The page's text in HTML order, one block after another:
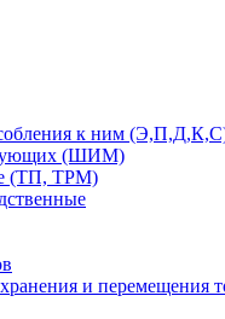
к ним
(ШИМ)
(ТП, ТРМ)
и перемещения